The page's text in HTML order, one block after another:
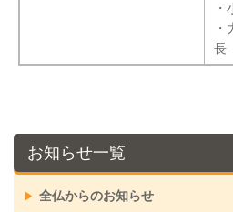
長
お知らせ一覧
全仏からのお知らせ